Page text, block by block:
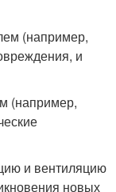
(например,
и
(например,
и вентиляцию
новых